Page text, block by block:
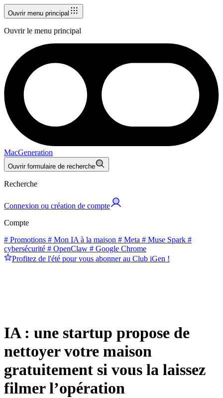
Ouvrir menu principal
Ouvrir le menu principal
MacGeneration
Ouvrir formulaire de recherche
Recherche
Connexion ou création de compte
Compte
# Promotions # Mon IA à la maison # Meta # Muse Spark #
cybersécurité # OpenClaw # Google Chrome
Profitez de l'été pour vous abonner au Club iGen !
IA : une startup propose de
nettoyer votre maison
gratuitement si vous la laissez
filmer l’opération